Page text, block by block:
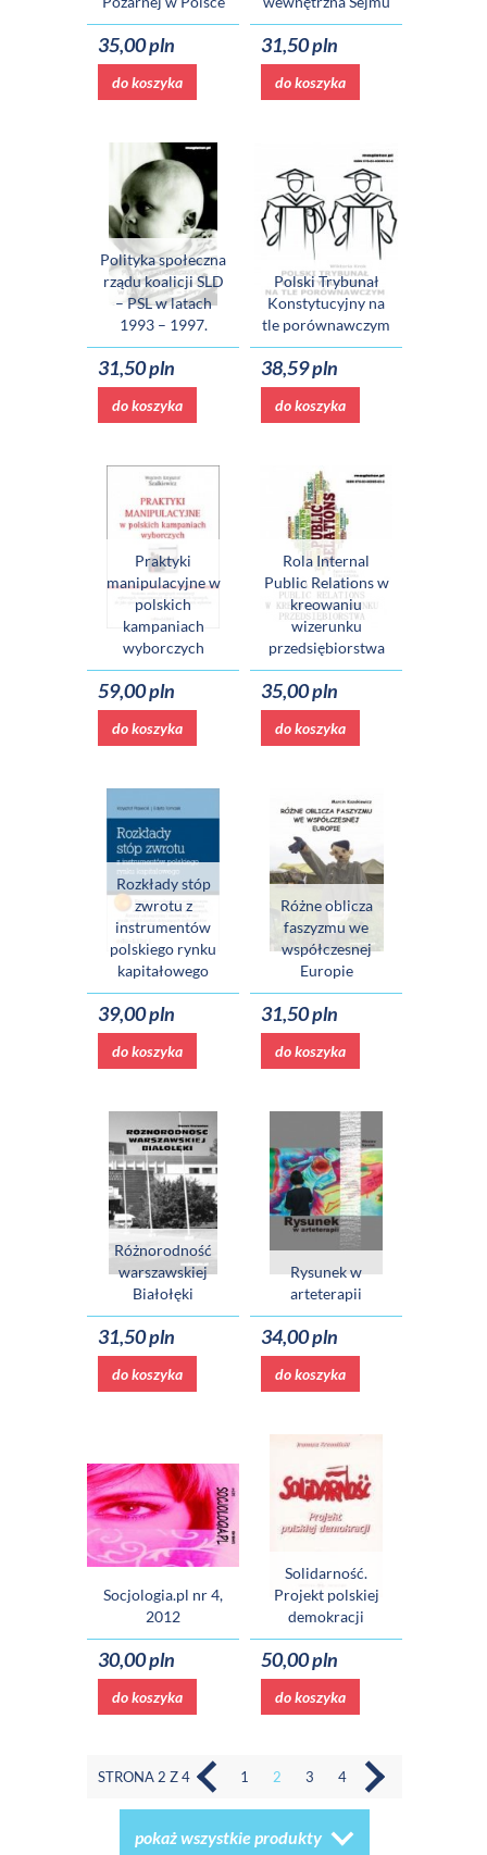
35,00 pln
do koszyka
31,50 pln
do koszyka
Polityka społeczna
rządu koalicji SLD
– PSL w latach
1993 – 1997.
31,50 pln
do koszyka
Polski Trybunał
Konstytucyjny na
tle porównawczym
38,59 pln
do koszyka
Praktyki
manipulacyjne w
polskich
kampaniach
wyborczych
59,00 pln
do koszyka
Rola Internal
Public Relations w
kreowaniu
wizerunku
przedsiębiorstwa
35,00 pln
do koszyka
Rozkłady stóp
zwrotu z
instrumentów
polskiego rynku
kapitałowego
39,00 pln
do koszyka
Różne oblicza
faszyzmu we
współczesnej
Europie
31,50 pln
do koszyka
Różnorodność
warszawskiej
Białołęki
31,50 pln
do koszyka
Rysunek w
arteterapii
34,00 pln
do koszyka
Socjologia.pl nr 4,
2012
30,00 pln
do koszyka
Solidarność.
Projekt polskiej
demokracji
50,00 pln
do koszyka
STRONA 2 Z 4 1 2 3 4
pokaż wszystkie produkty